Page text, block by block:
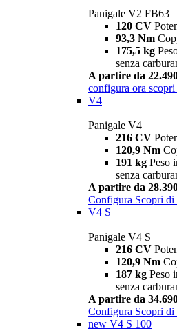
Panigale V2 FB63
120 CV
93,3 Nm
175,5 kg
senza
A partire da
configura ora
V4
Panigale V4
216 CV
120,9 Nm
191 kg Peso
senza
A partire da
Configura Scopri di
V4 S
Panigale V4 S
216 CV
120,9 Nm
187 kg Peso
senza
A partire da
Configura Scopri di
new V4 S 100